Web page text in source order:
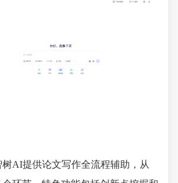
AI提供论文写作全流程辅助，从